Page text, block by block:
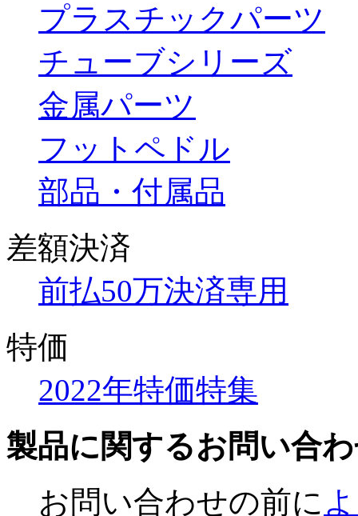
プラスチックパーツ
チューブシリーズ
金属パーツ
フットペドル
部品・付属品
差額決済
前払50万決済専用
特価
2022年特価特集
製品に関するお問い合
お問い合わせの前に